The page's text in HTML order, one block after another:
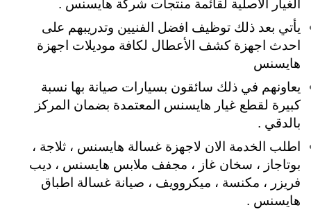
الغيار الاصلية لقائمة منتجات شركة هايسنس .
يأتي بعد ذلك توظيف افضل الفنيين وتدريبهم على
احدث اجهزة كشف الأعطال لكافة موديلات اجهزة
هايسنس
يعاونهم في ذلك سائقون بسيارات صيانة بها نسبة
كبيرة لقطع غيار هايسنس المعتمدة بضمان المركز
بالدقي .
اطلب الخدمة الان لاجهزة غسالة هايسنس ، ثلاجة ،
بوتاجاز ، سخان غاز ، مجفف ملابس هايسنس ، ديب
فريزر ، مكنسة ، ميكروويف ، صيانة غسالة اطباق
هايسنس .